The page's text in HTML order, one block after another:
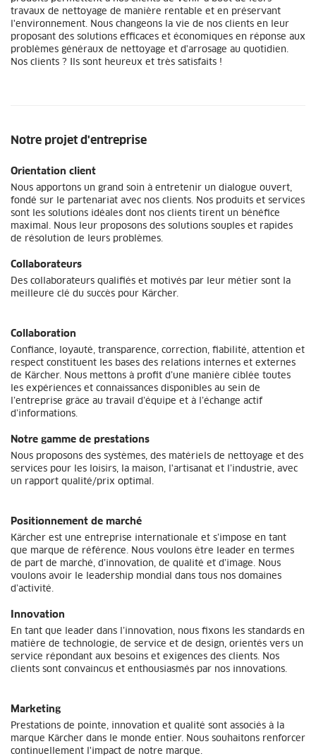
travaux de nettoyage de manière rentable et en préservant
l'environnement. Nous changeons la vie de nos clients en leur
proposant des solutions efficaces et économiques en réponse aux
problèmes généraux de nettoyage et d'arrosage au quotidien.
Nos clients ? Ils sont heureux et très satisfaits !
Notre projet d'entreprise
Orientation client
Nous apportons un grand soin à entretenir un dialogue ouvert,
fondé sur le partenariat avec nos clients. Nos produits et services
sont les solutions idéales dont nos clients tirent un bénéfice
maximal. Nous leur proposons des solutions souples et rapides
de résolution de leurs problèmes.
Collaborateurs
Des collaborateurs qualifiés et motivés par leur métier sont la
meilleure clé du succès pour Kärcher.
Collaboration
Confiance, loyauté, transparence, correction, fiabilité, attention et
respect constituent les bases des relations internes et externes
de Kärcher. Nous mettons à profit d’une manière ciblée toutes
les expériences et connaissances disponibles au sein de
l’entreprise grâce au travail d’équipe et à l’échange actif
d’informations.
Notre gamme de prestations
Nous proposons des systèmes, des matériels de nettoyage et des
services pour les loisirs, la maison, l'artisanat et l’industrie, avec
un rapport qualité/prix optimal.
Positionnement de marché
Kärcher est une entreprise internationale et s’impose en tant
que marque de référence. Nous voulons être leader en termes
de part de marché, d’innovation, de qualité et d’image. Nous
voulons avoir le leadership mondial dans tous nos domaines
d’activité.
Innovation
En tant que leader dans l’innovation, nous fixons les standards en
matière de technologie, de service et de design, orientés vers un
service répondant aux besoins et exigences des clients. Nos
clients sont convaincus et enthousiasmés par nos innovations.
Marketing
Prestations de pointe, innovation et qualité sont associés à la
marque Kärcher dans le monde entier. Nous souhaitons renforcer
continuellement l'impact de notre marque.